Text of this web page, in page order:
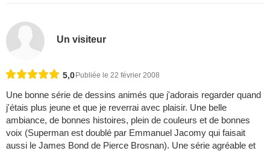
Un visiteur
5,0 Publiée le 22 février 2008
Une bonne série de dessins animés que j'adorais regarder quand
j'étais plus jeune et que je reverrai avec plaisir. Une belle
ambiance, de bonnes histoires, plein de couleurs et de bonnes
voix (Superman est doublé par Emmanuel Jacomy qui faisait
aussi le James Bond de Pierce Brosnan). Une série agréable et